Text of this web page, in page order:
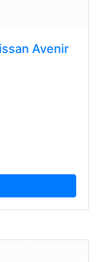
Avenir